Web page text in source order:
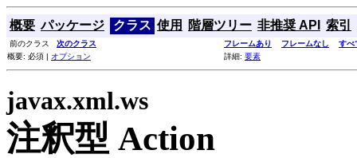
概要 パッケージ クラス 使用 階層ツリー 非推奨 API 索引
前のクラス 次のクラス フレームあり フレームなし
すべ
概要: 必須 | オプション 詳細: 要素
javax.xml.ws
注釈型 Action